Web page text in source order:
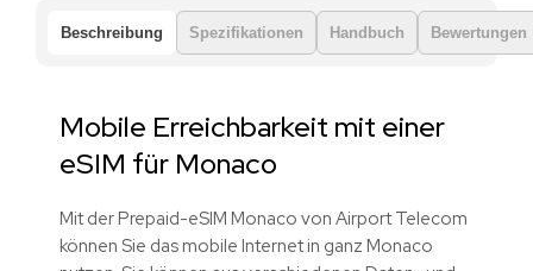
Beschreibung Spezifikationen Handbuch Bewertungen
Mobile Erreichbarkeit mit einer
eSIM für Monaco
Mit der Prepaid-eSIM Monaco von Airport Telecom
können Sie das mobile Internet in ganz Monaco